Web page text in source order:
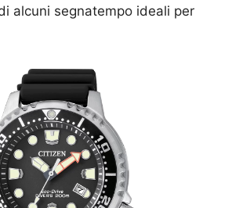
alcuni segnatempo ideali per